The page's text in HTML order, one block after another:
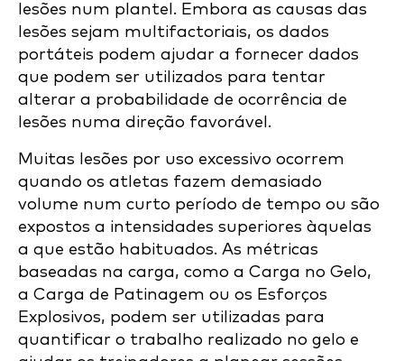
lesões num plantel. Embora as causas das
lesões sejam multifactoriais, os dados
portáteis podem ajudar a fornecer dados
que podem ser utilizados para tentar
alterar a probabilidade de ocorrência de
lesões numa direção favorável.
Muitas lesões por uso excessivo ocorrem
quando os atletas fazem demasiado
volume num curto período de tempo ou são
expostos a intensidades superiores àquelas
a que estão habituados. As métricas
baseadas na carga, como a Carga no Gelo,
a Carga de Patinagem ou os Esforços
Explosivos, podem ser utilizadas para
quantificar o trabalho realizado no gelo e